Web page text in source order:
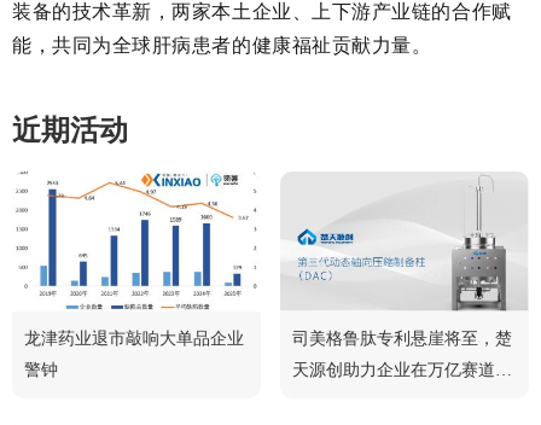
装备的技术革新，两家本土企业、上下游产业链的合作赋
能，共同为全球肝病患者的健康福祉贡献力量。
近期活动
龙津药业退市敲响大单品企业
警钟
司美格鲁肽专利悬崖将至，楚
天源创助力企业在万亿赛道中